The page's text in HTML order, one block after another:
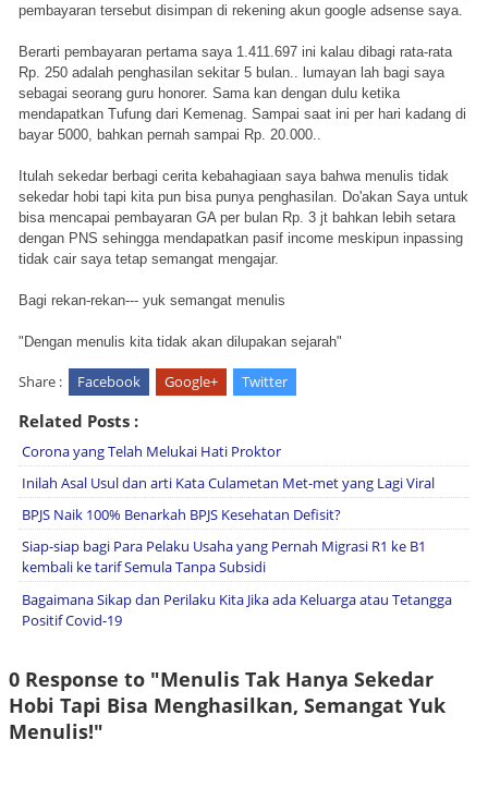
pembayaran tersebut disimpan di rekening akun google adsense saya.
Berarti pembayaran pertama saya 1.411.697 ini kalau dibagi rata-rata
Rp. 250 adalah penghasilan sekitar 5 bulan.. lumayan lah bagi saya
sebagai seorang guru honorer. Sama kan dengan dulu ketika
mendapatkan Tufung dari Kemenag. Sampai saat ini per hari kadang di
bayar 5000, bahkan pernah sampai Rp. 20.000..
Itulah sekedar berbagi cerita kebahagiaan saya bahwa menulis tidak
sekedar hobi tapi kita pun bisa punya penghasilan. Do'akan Saya untuk
bisa mencapai pembayaran GA per bulan Rp. 3 jt bahkan lebih setara
dengan PNS sehingga mendapatkan pasif income meskipun inpassing
tidak cair saya tetap semangat mengajar.
Bagi rekan-rekan--- yuk semangat menulis
"Dengan menulis kita tidak akan dilupakan sejarah"
Share : Facebook Google+ Twitter
Related Posts :
Corona yang Telah Melukai Hati Proktor
Inilah Asal Usul dan arti Kata Culametan Met-met yang Lagi Viral
BPJS Naik 100% Benarkah BPJS Kesehatan Defisit?
Siap-siap bagi Para Pelaku Usaha yang Pernah Migrasi R1 ke B1
kembali ke tarif Semula Tanpa Subsidi
Bagaimana Sikap dan Perilaku Kita Jika ada Keluarga atau Tetangga
Positif Covid-19
0 Response to "Menulis Tak Hanya Sekedar
Hobi Tapi Bisa Menghasilkan, Semangat Yuk
Menulis!"